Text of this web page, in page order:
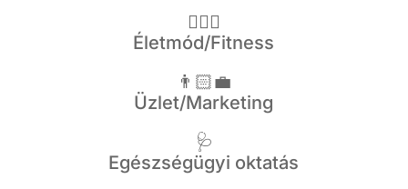
🤸🏻‍♂️
Életmód/Fitness
👨🏻‍💼
Üzlet/Marketing
🩺
Egészségügyi oktatás